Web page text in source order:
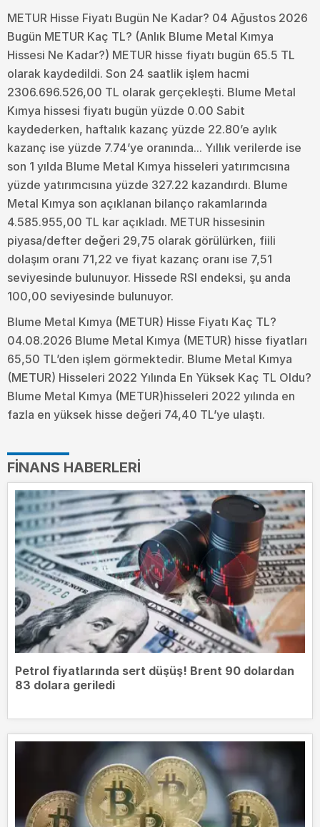
METUR Hisse Fiyatı Bugün Ne Kadar? 04 Ağustos 2026
Bugün METUR Kaç TL? (Anlık Blume Metal Kımya
Hissesi Ne Kadar?) METUR hisse fiyatı bugün 65.5 TL
olarak kaydedildi. Son 24 saatlik işlem hacmi
2306.696.526,00 TL olarak gerçekleşti. Blume Metal
Kımya hissesi fiyatı bugün yüzde 0.00 Sabit
kaydederken, haftalık kazanç yüzde 22.80’e aylık
kazanç ise yüzde 7.74’ye oranında... Yıllık verilerde ise
son 1 yılda Blume Metal Kımya hisseleri yatırımcısına
yüzde yatırımcısına yüzde 327.22 kazandırdı. Blume
Metal Kımya son açıklanan bilanço rakamlarında
4.585.955,00 TL kar açıkladı. METUR hissesinin
piyasa/defter değeri 29,75 olarak görülürken, fiili
dolaşım oranı 71,22 ve fiyat kazanç oranı ise 7,51
seviyesinde bulunuyor. Hissede RSI endeksi, şu anda
100,00 seviyesinde bulunuyor.
Blume Metal Kımya (METUR) Hisse Fiyatı Kaç TL?
04.08.2026 Blume Metal Kımya (METUR) hisse fiyatları
65,50 TL’den işlem görmektedir. Blume Metal Kımya
(METUR) Hisseleri 2022 Yılında En Yüksek Kaç TL Oldu?
Blume Metal Kımya (METUR)hisseleri 2022 yılında en
fazla en yüksek hisse değeri 74,40 TL’ye ulaştı.
FINANS HABERLERI
Petrol fiyatlarında sert düşüş! Brent 90 dolardan
83 dolara geriledi